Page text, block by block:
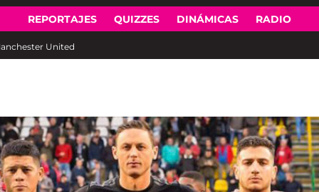
Open
dropdown
REPORTAJES QUIZZES DINÁMICAS RADIO
United